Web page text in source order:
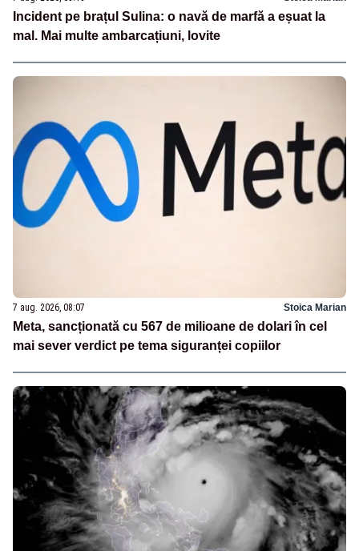
Incident pe brațul Sulina: o navă de marfă a eșuat la
mal. Mai multe ambarcațiuni, lovite
7 aug. 2026, 08:07 Stoica Marian
Meta, sancționată cu 567 de milioane de dolari în cel
mai sever verdict pe tema siguranței copiilor